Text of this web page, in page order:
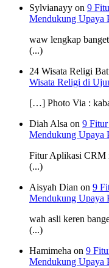
Sylvianayy on 9
Mendukung Upaya
waw lengkap
(...)
24 Wisata Religi
Wisata Religi di
[…] Photo Via :
Diah Alsa on 9
Mendukung Upaya
Fitur Aplikasi CRM
(...)
Aisyah Dian on 9
Mendukung Upaya
wah asli keren
(...)
Hamimeha on 9
Mendukung Upaya